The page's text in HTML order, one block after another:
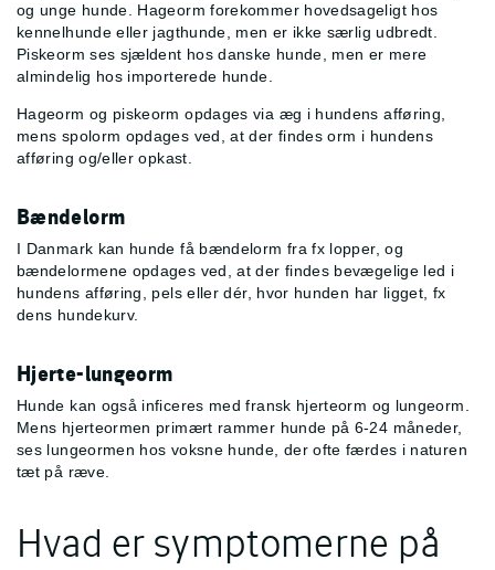
og unge hunde. Hageorm forekommer hovedsageligt hos
kennelhunde eller jagthunde, men er ikke særlig udbredt.
Piskeorm ses sjældent hos danske hunde, men er mere
almindelig hos importerede hunde.
Hageorm og piskeorm opdages via æg i hundens afføring,
mens spolorm opdages ved, at der findes orm i hundens
afføring og/eller opkast.
Bændelorm
I Danmark kan hunde få bændelorm fra fx lopper, og
bændelormene opdages ved, at der findes bevægelige led i
hundens afføring, pels eller dér, hvor hunden har ligget, fx
dens hundekurv.
Hjerte-lungeorm
Hunde kan også inficeres med fransk hjerteorm og lungeorm.
Mens hjerteormen primært rammer hunde på 6-24 måneder,
ses lungeormen hos voksne hunde, der ofte færdes i naturen
tæt på ræve.
Hvad er symptomerne på